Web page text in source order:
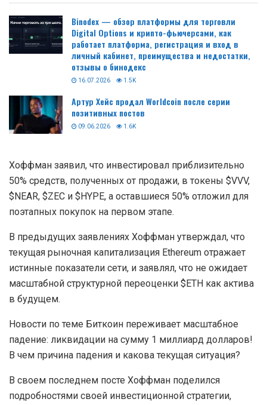
Binodex — обзор платформы для торговли
Digital Options и крипто-фьючерсами, как
работает платформа, регистрация и вход в
личный кабинет, преимущества и недостатки,
отзывы о бинодекс
16.07.2026 1.5K
Артур Хейс продал Worldcoin после серии
позитивных постов
09.06.2026 1.6K
Хоффман заявил, что инвестировал приблизительно
50% средств, полученных от продажи, в токены $VVV,
$NEAR, $ZEC и $HYPE, а оставшиеся 50% отложил для
поэтапных покупок на первом этапе.
В предыдущих заявлениях Хоффман утверждал, что
текущая рыночная капитализация Ethereum отражает
истинные показатели сети, и заявлял, что не ожидает
масштабной структурной переоценки $ETH как актива
в будущем.
Новости по теме Биткоин переживает масштабное
падение: ликвидации на сумму 1 миллиард долларов!
В чем причина падения и какова текущая ситуация?
В своем последнем посте Хоффман поделился
подробностями своей инвестиционной стратегии,